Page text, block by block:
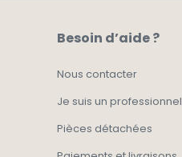
Besoin d’aide ?
Nous contacter
Je suis un professionnel
Pièces détachées